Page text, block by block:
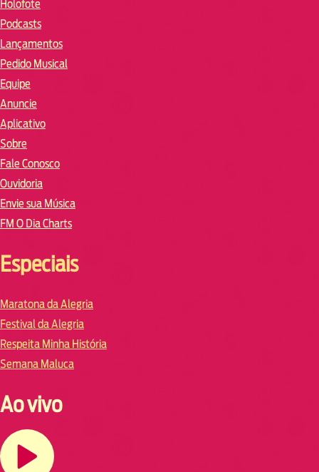
Holofote
Podcasts
Lançamentos
Pedido Musical
Equipe
Anuncie
Aplicativo
Sobre
Fale Conosco
Ouvidoria
Envie sua Música
FM O Dia Charts
Especiais
Maratona da Alegria
Festival da Alegria
Respeita Minha História
Semana Maluca
Ao vivo